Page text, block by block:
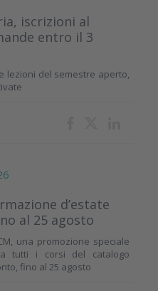
iscrizioni al
entro il 3
lezioni del semestre aperto,
d’estate
al 25 agosto
una promozione speciale
tutti i corsi del catalogo
fino al 25 agosto